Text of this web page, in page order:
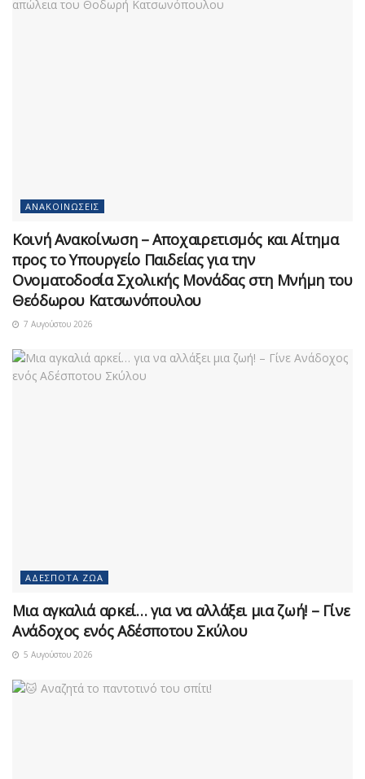
ΑΝΑΚΟΙΝΏΣΕΙΣ
Κοινή Ανακοίνωση – Αποχαιρετισμός και Αίτημα
προς το Υπουργείο Παιδείας για την
Ονοματοδοσία Σχολικής Μονάδας στη Μνήμη του
Θεόδωρου Κατσωνόπουλου
7 Αυγούστου 2026
ΑΔΈΣΠΟΤΑ ΖΏΑ
Μια αγκαλιά αρκεί… για να αλλάξει μια ζωή! – Γίνε
Ανάδοχος ενός Αδέσποτου Σκύλου
5 Αυγούστου 2026